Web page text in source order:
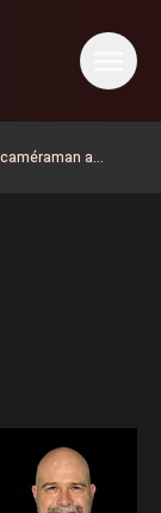
a
au Canada, la
chiffres au
à la
nationale
250$ à 12